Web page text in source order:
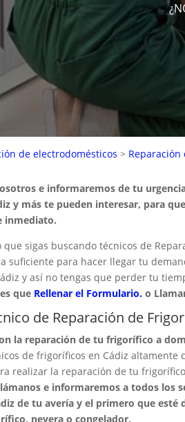
de electrodomésticos > Reparación
e informaremos de tu
y más te pueden interesar, para
inmediato.
que sigas buscando técnicos de
suficiente para hacer llegar tu
y así no tengas que perder tu
que Rellenar el Formulario. o
de Reparación de
la reparación de tu frigorífico a
de frigoríficos en Cádiz altamente
realizar la reparación de tu
e informaremos a todos los
de tu avería y el primero que
nevera o congelador.